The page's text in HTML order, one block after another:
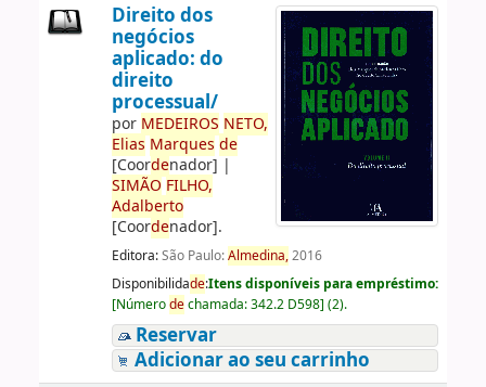
Direito dos
negócios
aplicado: do
direito
processual/
por MEDEIROS NETO,
Elias Marques de
[Coordenador] |
SIMÃO FILHO,
Adalberto
[Coordenador].
Editora:São Paulo:Almedina,2016
Disponibilidade:Itens disponíveis para empréstimo:
[Númerodechamada:342.2 D598] (2).
Reservar
Adicionar ao seu carrinho